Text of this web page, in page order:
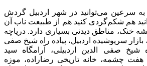
سرعین می‌توانید در شهر اردبیل گردش
هم شکم‌گردی کنید هم از طبیعت ناب آن
خنک، مناطق دیدنی بسیاری دارد. دریاچه
بازار سرپوشیده اردبیل، پیاده راه شیخ صفی
شیخ صفی الدین اردبیلی، آرامگاه سید
هفت چشمه، خانه تاریخی رضاراده، موزه